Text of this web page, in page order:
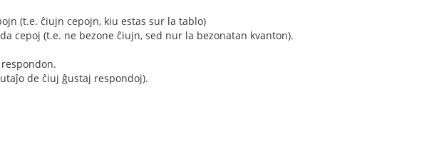
(t.e. ĉiujn cepojn, kiu estas sur la tablo)
cepoj (t.e. ne bezone ĉiujn, sed nur la bezonatan kvanton).
de ĉiuj ĝustaj respondoj).